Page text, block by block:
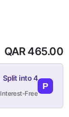
معرض
QAR 465.00
P
Split into 4
Interest-Free